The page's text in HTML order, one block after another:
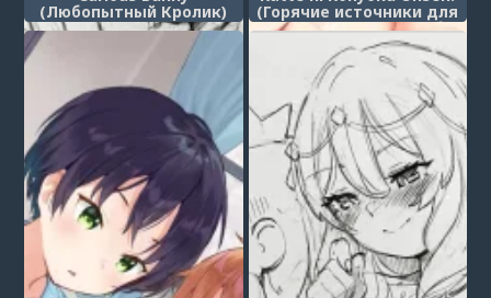
(Любопытный Кролик) (Горячие источники для
смешанного купания без
разрешения!)